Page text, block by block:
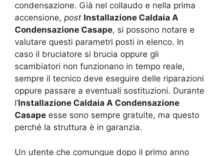
condensazione. Già nel collaudo e nella prima
accensione, post Installazione Caldaia A
Condensazione Casape, si possono notare e
valutare questi parametri posti in elenco. In
caso il bruciatore si brucia oppure gli
scambiatori non funzionano in tempo reale,
sempre il tecnico deve eseguire delle riparazioni
oppure passare a eventuali sostituzioni. Durante
l’Installazione Caldaia A Condensazione
Casape esse sono sempre gratuite, ma questo
perché la struttura è in garanzia.
Un utente che comunque dopo il primo anno